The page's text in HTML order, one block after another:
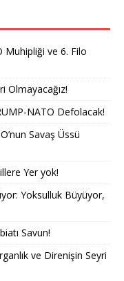
Muhipliği ve 6. Filo
Olmayacağız!
NATO Defolacak!
Savaş Üssü
Yer yok!
Yoksulluk Büyüyor,
Savun!
ve Direnişin Seyri